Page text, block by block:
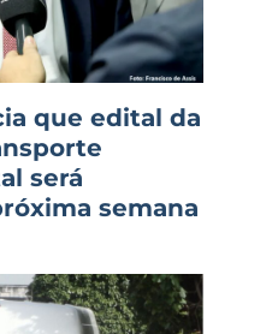
que edital da
será
semana